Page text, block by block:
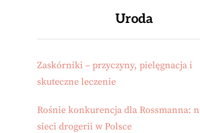
Uroda
Zaskórniki – przyczyny, pielęgnacja i
skuteczne leczenie
Rośnie konkurencja dla Rossmanna:
sieci drogerii w Polsce